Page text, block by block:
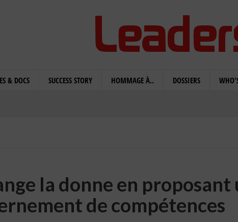
& DOCS SUCCESS STORY HOMMAGE À.. DOSSIERS
la donne en proposant
de compétences